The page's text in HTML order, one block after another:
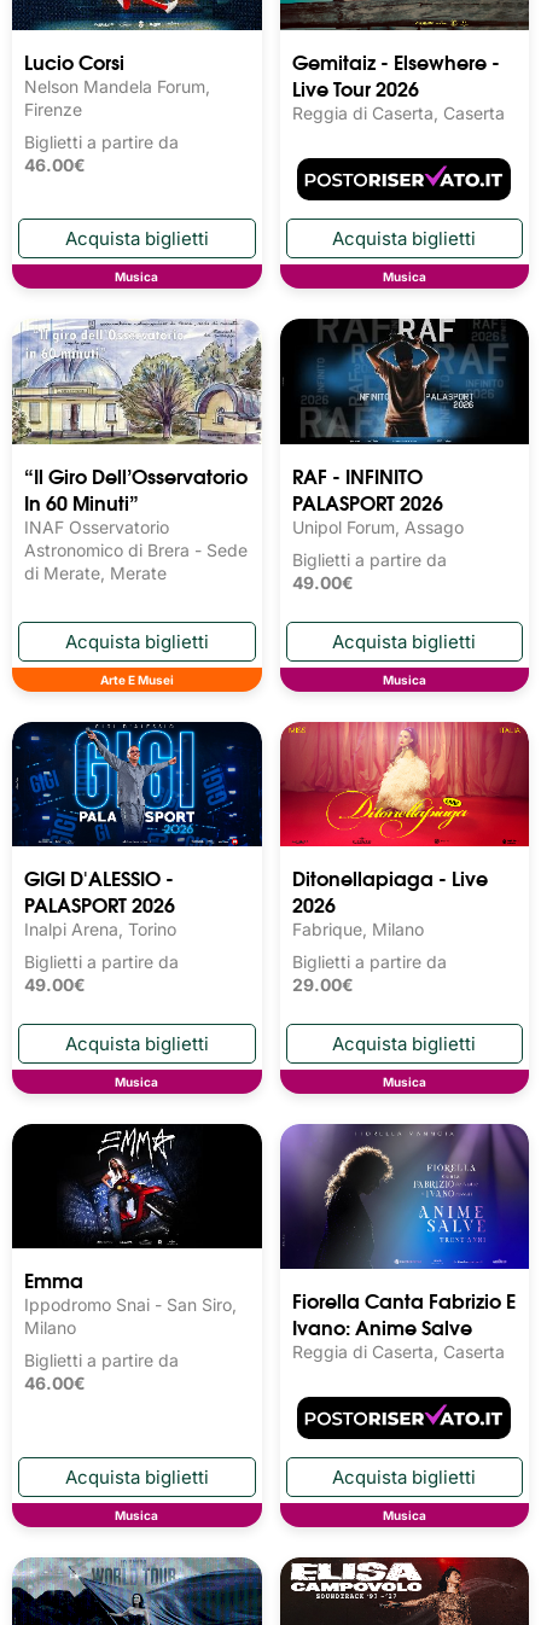
Lucio Corsi
Nelson Mandela Forum,
Firenze
Biglietti a partire da
46.00€
Musica
Gemitaiz - Elsewhere -
Live Tour 2026
Reggia di Caserta, Caserta
Musica
“Il Giro Dell’Osservatorio
In 60 Minuti”
INAF Osservatorio
Astronomico di Brera - Sede
di Merate, Merate
Arte E Musei
RAF - INFINITO
PALASPORT 2026
Unipol Forum, Assago
Biglietti a partire da
49.00€
Musica
GIGI D'ALESSIO -
PALASPORT 2026
Inalpi Arena, Torino
Biglietti a partire da
49.00€
Musica
Ditonellapiaga - Live
2026
Fabrique, Milano
Biglietti a partire da
29.00€
Musica
Emma
Ippodromo Snai - San Siro,
Milano
Biglietti a partire da
46.00€
Musica
Fiorella Canta Fabrizio E
Ivano: Anime Salve
Reggia di Caserta, Caserta
Musica